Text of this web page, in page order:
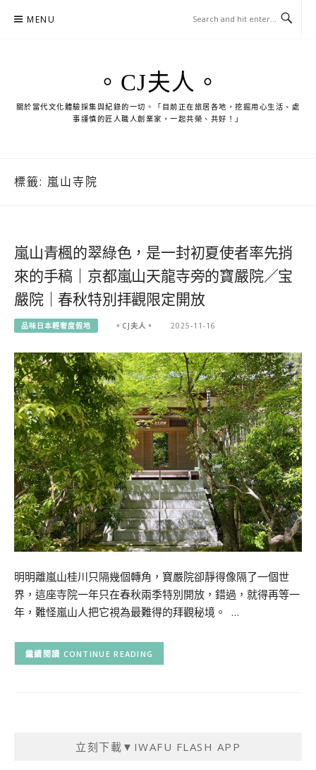
MENU
。CJ夫人。
關於當代文化體驗採集與紀錄的一切。「目前正在旅居各地，挖掘用心生活、處
事謹慎的匠人職人創業家，一起共榮、共好！」
標籤: 嵐山寺院
嵐山青楓的翠綠色，是一封初夏使者率先捎
來的手稿｜京都嵐山天龍寺旁的寶嚴院／宝
嚴院｜春秋特別拝觀限定開放
品味日本輕奢度假地 。CJ夫人。 2025-11-16
明明離嵐山桂川只隔幾個轉角，寶嚴院卻靜得像隔了一個世
界，這座寺院一年只在春秋兩季特別開放，錯過，就得再等一
年，難怪嵐山人把它視為最難得的拜觀秘境。 …
CONTINUE READING
立刻下載▼IWAFU FLASH APP